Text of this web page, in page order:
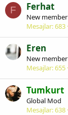
F Ferhat
New member
Mesajlar 683
Eren
New member
Mesajlar 655
Tumkurt
Global Mod
Mesajlar 638